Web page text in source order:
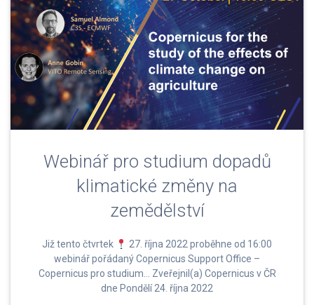
Webinář pro studium dopadů
klimatické změny na
zemědělství
Již tento čtvrtek
27. října 2022 proběhne od 16:00
webinář pořádaný Copernicus Support Office –
Copernicus pro studium… Zveřejnil(a) Copernicus v ČR
dne Pondělí 24. října 2022